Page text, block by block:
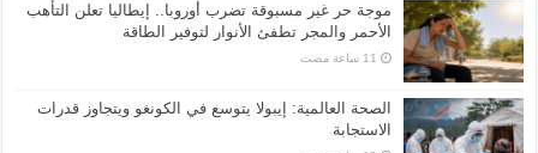
موجة حر غير مسبوقة تضرب أوروبا.. إيطاليا تعلن التأهب
الأحمر والمجر تطفئ الأنوار لتوفير الطاقة
الصحة العالمية: إيبولا يتوسع في الكونغو ويتجاوز قدرات
الاستجابة